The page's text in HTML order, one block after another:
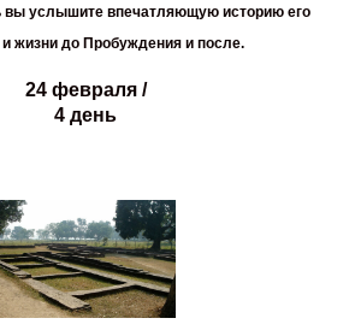
вы услышите впечатляющую историю его
жизни до Пробуждения и после.
24 февраля /
4 день